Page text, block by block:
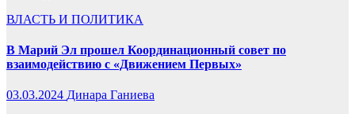
ВЛАСТЬ И ПОЛИТИКА
В Марий Эл прошел Координационный совет по
взаимодействию с «Движением Первых»
03.03.2024 Динара Ганиева